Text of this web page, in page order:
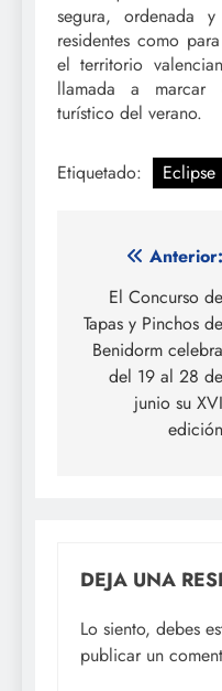
segura, ordenada
residentes como
el territorio
llamada a
turístico del verano.
Etiquetado: Eclipse
Navegación
entradas
Anterior:
El Concurso de
Tapas y Pinchos de
Benidorm celebra
del 19 al 28 de
junio su XVI
edición
DEJA UNA
Lo siento, debes
publicar un